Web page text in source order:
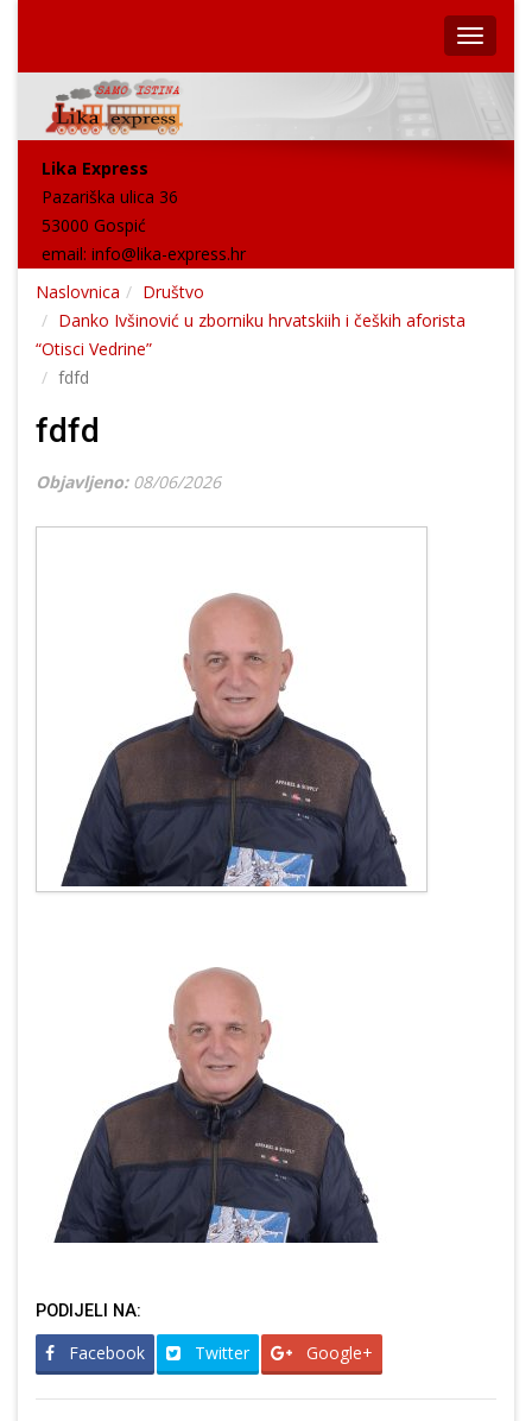
Lika Express
Pazariška ulica 36
53000 Gospić
email: info@lika-express.hr
Naslovnica
Društvo
Danko Ivšinović u zborniku hrvatskiih i čeških aforista
“Otisci Vedrine”
fdfd
fdfd
Objavljeno: 08/06/2026
PODIJELI NA:
Facebook Twitter Google+